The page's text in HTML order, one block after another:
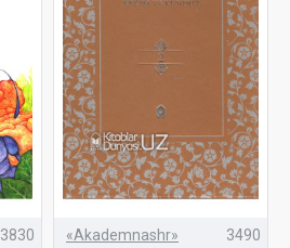
3830 «Akademnashr» 3490